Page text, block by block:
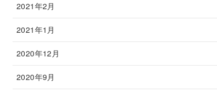
2021年2月
2021年1月
2020年12月
2020年9月